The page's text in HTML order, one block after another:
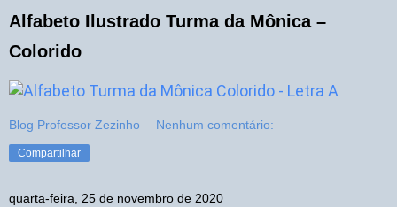
Alfabeto Ilustrado Turma da Mônica –
Colorido
Blog Professor Zezinho Nenhum comentário:
Compartilhar
quarta-feira, 25 de novembro de 2020